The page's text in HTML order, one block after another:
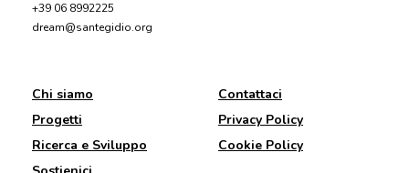
+39 06 8992225
dream@santegidio.org
Chi siamo
Progetti
Ricerca e Sviluppo
Contattaci
Privacy Policy
Cookie Policy